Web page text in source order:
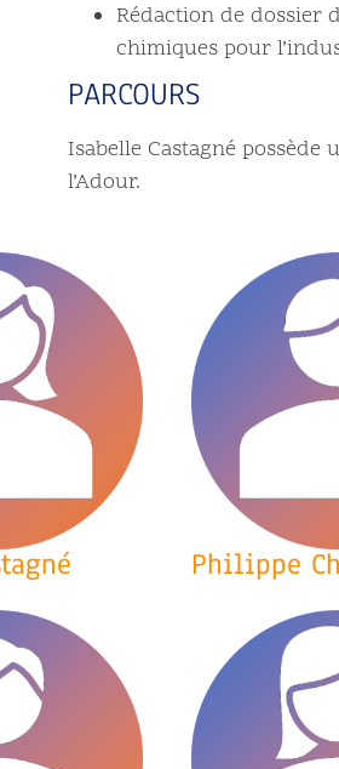
Rédaction de dossier
chimiques pour
PARCOURS
Isabelle Castagné possède
l’Adour.
Philippe